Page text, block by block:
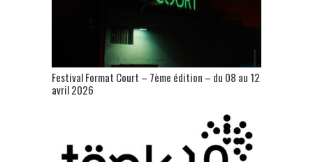
Festival Format Court – 7ème édition – du 08 au 12
avril 2026